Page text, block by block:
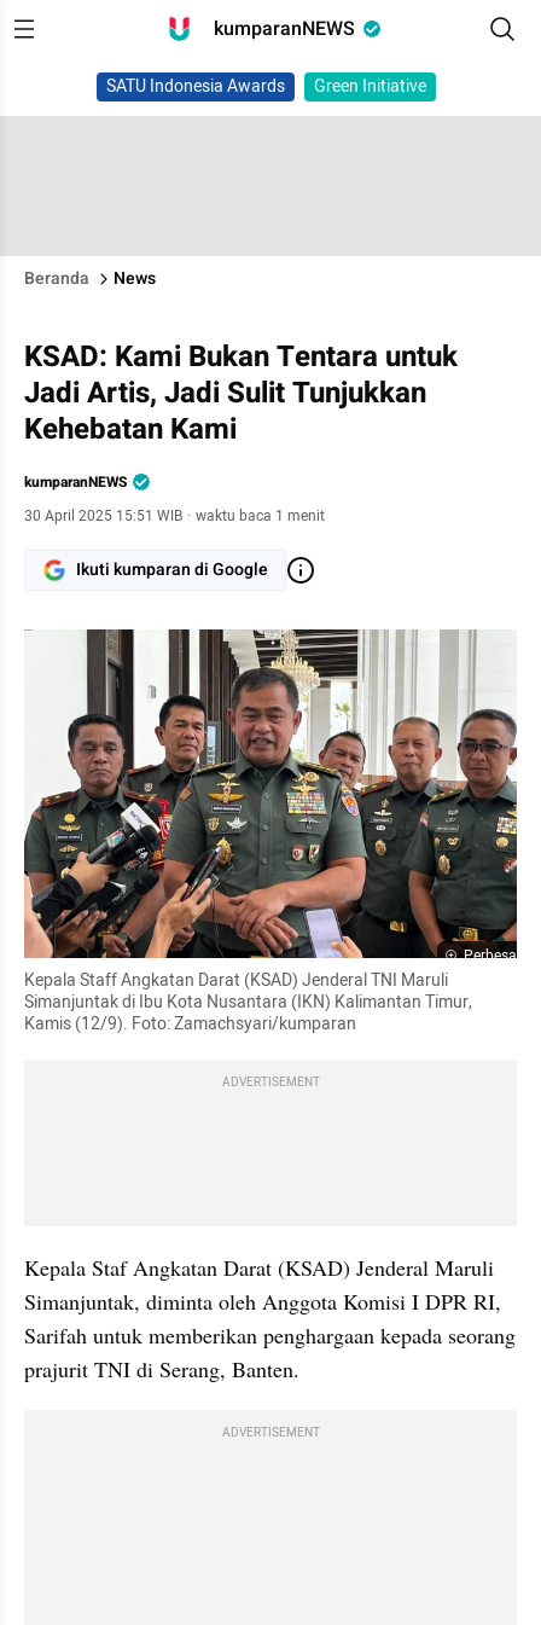
kumparanNEWS
SATU Indonesia Awards Green Initiative
Beranda News
KSAD: Kami Bukan Tentara untuk
Jadi Artis, Jadi Sulit Tunjukkan
Kehebatan Kami
kumparanNEWS
30 April 2025 15:51 WIB · waktu baca 1 menit
Ikuti kumparan di Google
Perbesar
Kepala Staff Angkatan Darat (KSAD) Jenderal TNI Maruli
Simanjuntak di Ibu Kota Nusantara (IKN) Kalimantan Timur,
Kamis (12/9). Foto: Zamachsyari/kumparan
ADVERTISEMENT
Kepala Staf Angkatan Darat (KSAD) Jenderal Maruli
Simanjuntak, diminta oleh Anggota Komisi I DPR RI,
Sarifah untuk memberikan penghargaan kepada seorang
prajurit TNI di Serang, Banten.
ADVERTISEMENT